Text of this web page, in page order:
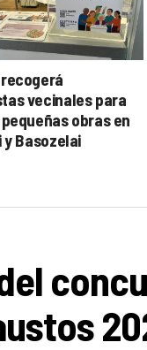
vecinales para
obras en
Basozelai